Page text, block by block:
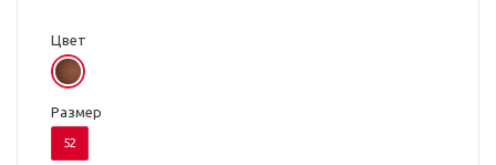
Цвет
Размер
52